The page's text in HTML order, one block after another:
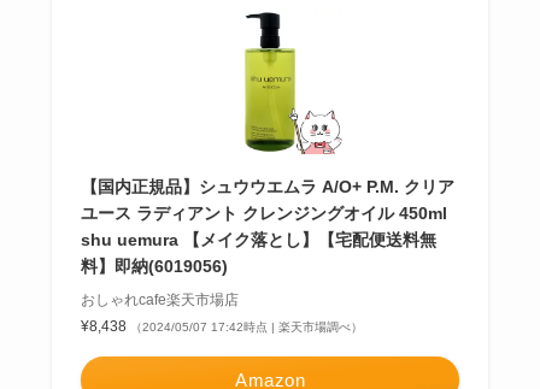
【国内正規品】シュウウエムラ A/O+ P.M. クリア
ユース ラディアント クレンジングオイル 450ml
shu uemura 【メイク落とし】【宅配便送料無
料】即納(6019056)
おしゃれcafe楽天市場店
¥8,438
（2024/05/07 17:42時点 | 楽天市場調べ）
Amazon